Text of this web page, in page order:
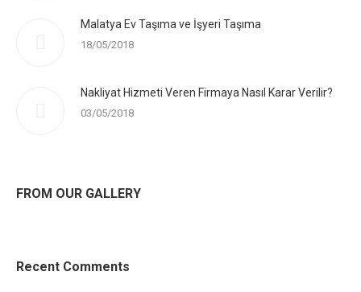
Malatya Ev Taşıma ve İşyeri Taşıma
18/05/2018
Nakliyat Hizmeti Veren Firmaya Nasıl Karar Verilir?
03/05/2018
FROM OUR GALLERY
Recent Comments